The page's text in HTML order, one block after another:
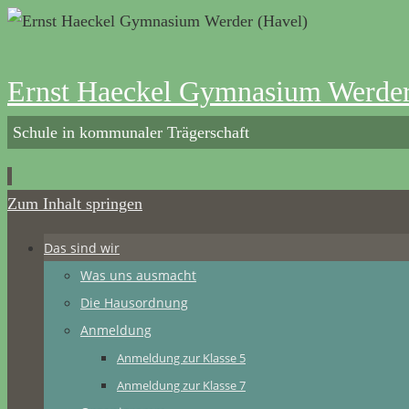
Ernst Haeckel Gymnasium
Schule in kommunaler Trägerschaft
Zum Inhalt springen
Das sind wir
Was uns ausmacht
Die Hausordnung
Anmeldung
Anmeldung zur Klasse 5
Anmeldung zur Klasse 7